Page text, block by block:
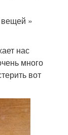
вещей »
нас
много
вот